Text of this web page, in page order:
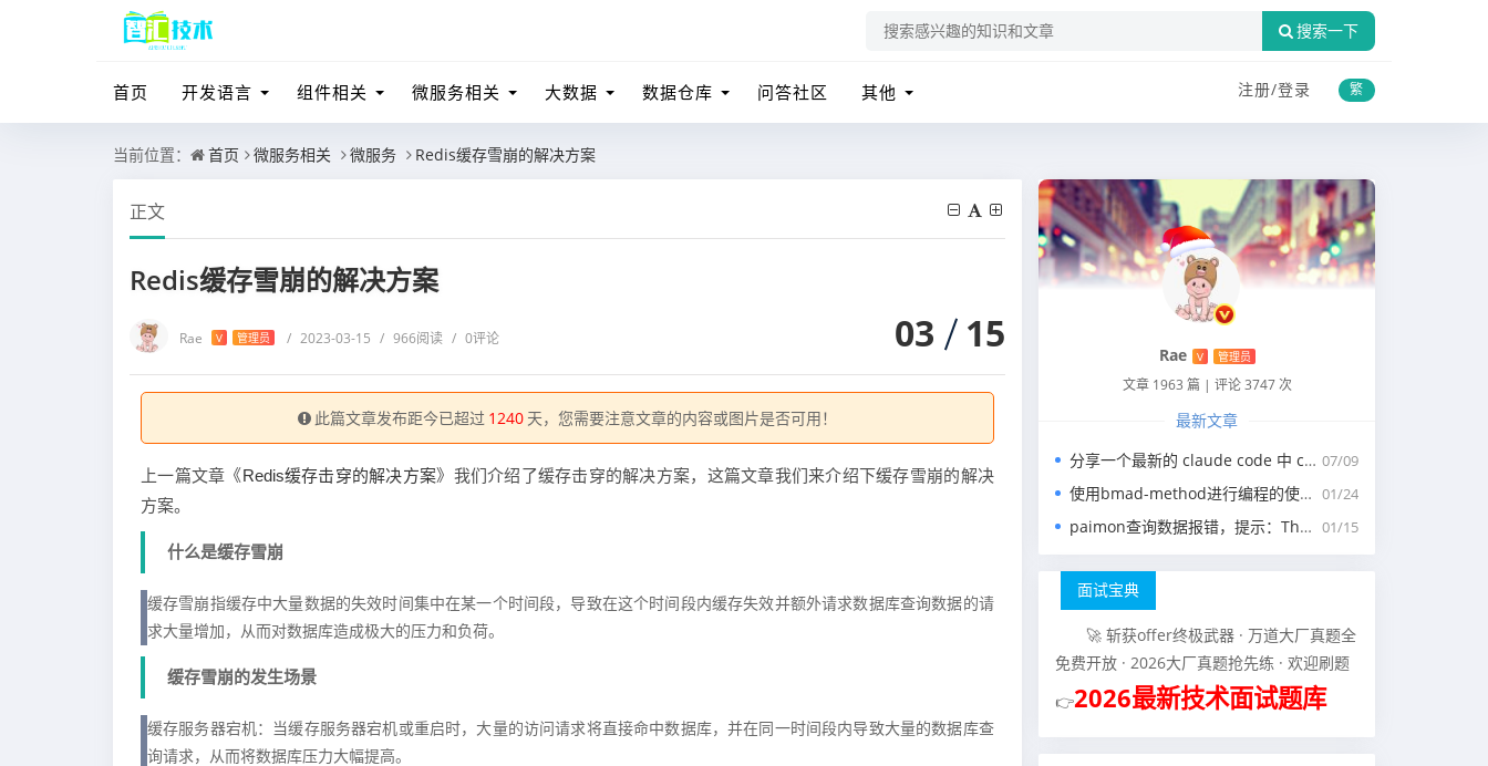
搜索一下
首页 开发语言 组件相关 微服务相关 大数据 数据仓库 问答社区 其他 注册/登录 繁
当前位置： 首页 微服务相关 微服务 Redis缓存雪崩的解决方案
正文
Redis缓存雪崩的解决方案
Rae V 管理员 / 2023-03-15 / 966阅读 / 0评论 03 15
此篇文章发布距今已超过 1240 天，您需要注意文章的内容或图片是否可用！
上一篇文章《Redis缓存击穿的解决方案》我们介绍了缓存击穿的解决方案，这篇文章我们来介绍下缓存雪崩的解决
方案。
什么是缓存雪崩
缓存雪崩指缓存中大量数据的失效时间集中在某一个时间段，导致在这个时间段内缓存失效并额外请求数据库查询数据的请
求大量增加，从而对数据库造成极大的压力和负荷。
缓存雪崩的发生场景
缓存服务器宕机：当缓存服务器宕机或重启时，大量的访问请求将直接命中数据库，并在同一时间段内导致大量的数据库查
询请求，从而将数据库压力大幅提高。
Rae V 管理员
文章 1963 篇 | 评论 3747 次
最新文章
07/09
分享一个最新的 claude code 中 claude.md 写代码的规约文件
01/24
使用bmad-method进行编程的使用指南
01/15
paimon查询数据报错，提示：The specified scan snapshotId 15845 is out of available snapshotId range [17875, 178
面试宝典
🚀 斩获offer终极武器 · 万道大厂真题全
免费开放 · 2026大厂真题抢先练 · 欢迎刷题
👉2026最新技术面试题库